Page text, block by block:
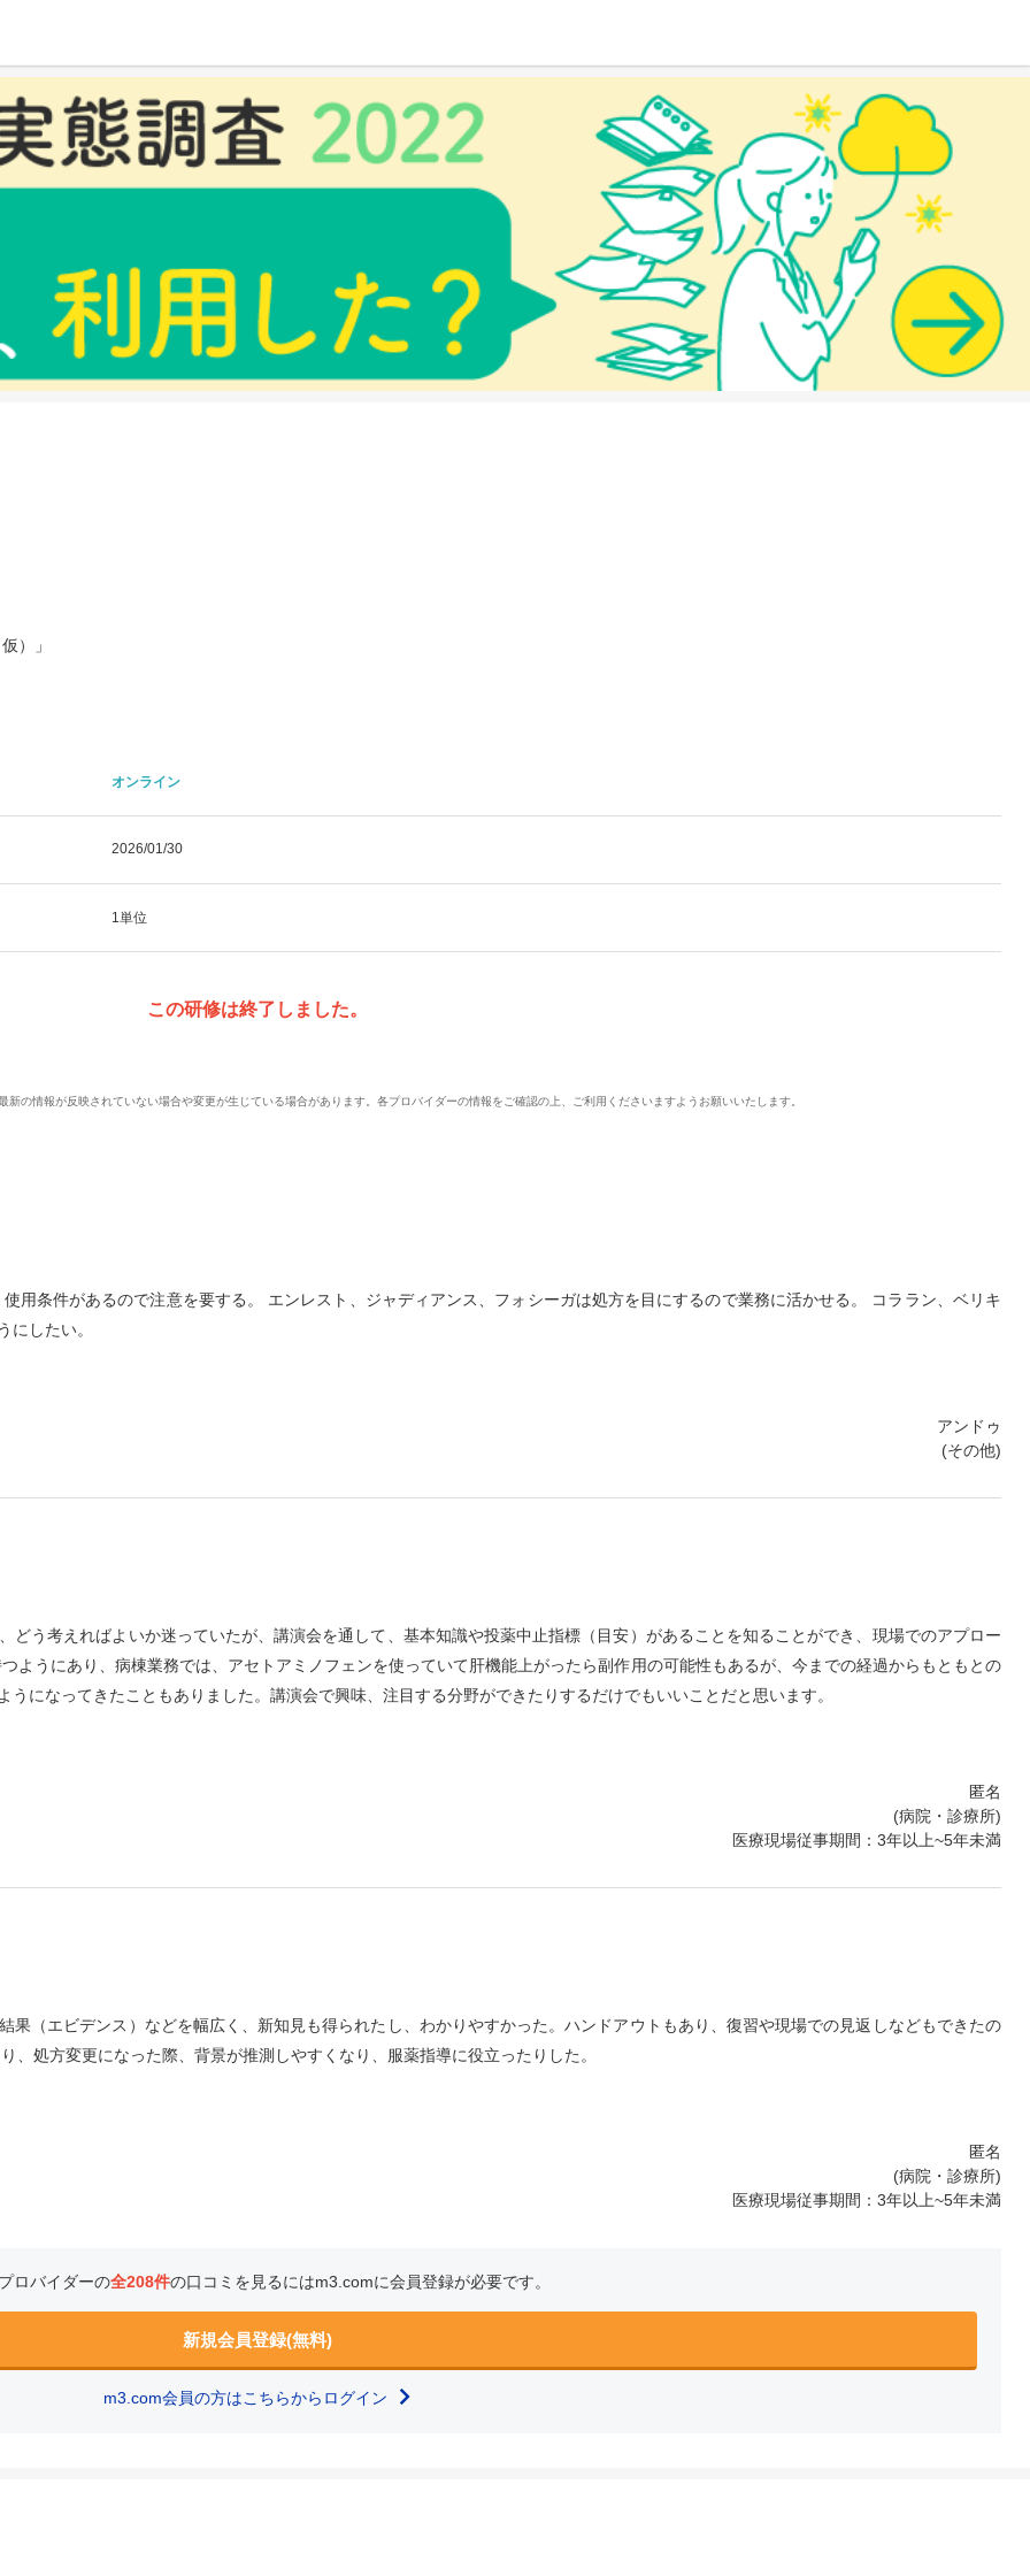
）」
オンライン
2026/01/30
1単位
この研修は終了しました。
の情報が反映されていない場合や変更が生じている場合があります。各プロバイダーの情報をご確認の上、ご利用くださいますようお願いいたします。
用条件があるので注意を要する。 エンレスト、ジャディアンス、フォシーガは処方を目にするので業務に活かせる。 コララン、ベリキ
にしたい。
アンドゥ
(その他)
う考えればよいか迷っていたが、講演会を通して、基本知識や投薬中止指標（目安）があることを知ることができ、現場でのアプロー
ようにあり、病棟業務では、アセトアミノフェンを使っていて肝機能上がったら副作用の可能性もあるが、今までの経過からもともとの
になってきたこともありました。講演会で興味、注目する分野ができたりするだけでもいいことだと思います。
匿名
(病院・診療所)
医療現場従事期間：3年以上~5年未満
（エビデンス）などを幅広く、新知見も得られたし、わかりやすかった。ハンドアウトもあり、復習や現場での見返しなどもできたの
処方変更になった際、背景が推測しやすくなり、服薬指導に役立ったりした。
匿名
(病院・診療所)
医療現場従事期間：3年以上~5年未満
ロバイダーの全208件の口コミを見るにはm3.comに会員登録が必要です。
新規会員登録(無料)
m3.com会員の方はこちらからログイン